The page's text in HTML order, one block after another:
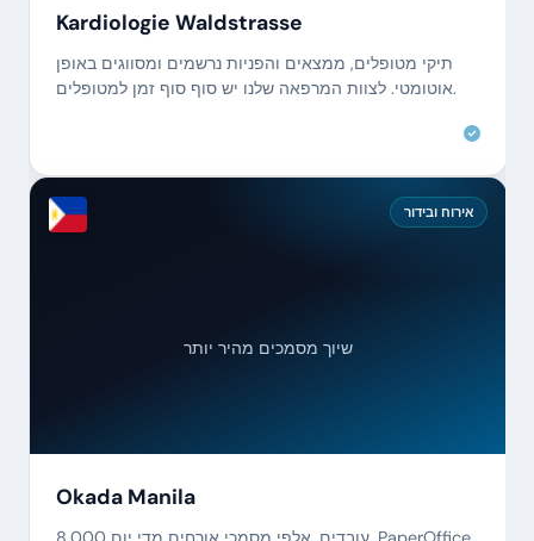
Kardiologie Waldstrasse
תיקי מטופלים, ממצאים והפניות נרשמים ומסווגים באופן
אוטומטי. לצוות המרפאה שלנו יש סוף סוף זמן למטופלים.
אירוח ובידור
שיוך מסמכים מהיר יותר
Okada Manila